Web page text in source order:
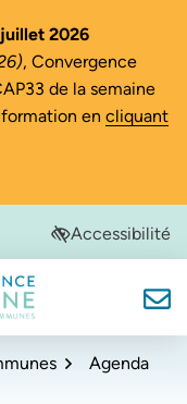
2026
, Convergence
de la semaine
en cliquant
onglet)Accessibilité
Garonne
Agenda